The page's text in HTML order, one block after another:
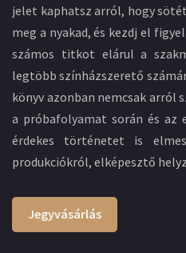
jelet kaphatsz arról, hogy
meg a nyakad, és kezdj el
számos titkot elárul a
legtöbb színházszerető
könyv azonban nemcsak arról
a próbafolyamat során és az
érdekes történetet is
produkciókról, elképesztő
Jegyvásárlás